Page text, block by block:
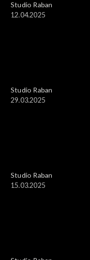
Studio Raban
12.04.2025
Studio Raban
29.03.2025
Studio Raban
15.03.2025